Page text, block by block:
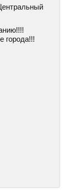
города!!!